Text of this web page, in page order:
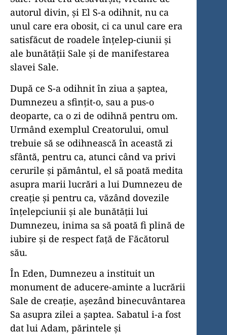
autorul divin, și El S-a odihnit, nu ca
unul care era obosit, ci ca unul care era
satisfăcut de roadele înțelep-ciunii și
ale bunătății Sale și de manifestarea
slavei Sale.
După ce S-a odihnit în ziua a șaptea,
Dumnezeu a sfințit-o, sau a pus-o
deoparte, ca o zi de odihnă pentru om.
Urmând exemplul Creatorului, omul
trebuie să se odihnească în această zi
sfântă, pentru ca, atunci când va privi
cerurile și pământul, el să poată medita
asupra marii lucrări a lui Dumnezeu de
creație și pentru ca, văzând dovezile
înțelepciunii și ale bunătății lui
Dumnezeu, inima sa să poată fi plină de
iubire și de respect față de Făcătorul
său.
În Eden, Dumnezeu a instituit un
monument de aducere-aminte a lucrării
Sale de creație, așezând binecuvântarea
Sa asupra zilei a șaptea. Sabatul i-a fost
dat lui Adam, părintele și